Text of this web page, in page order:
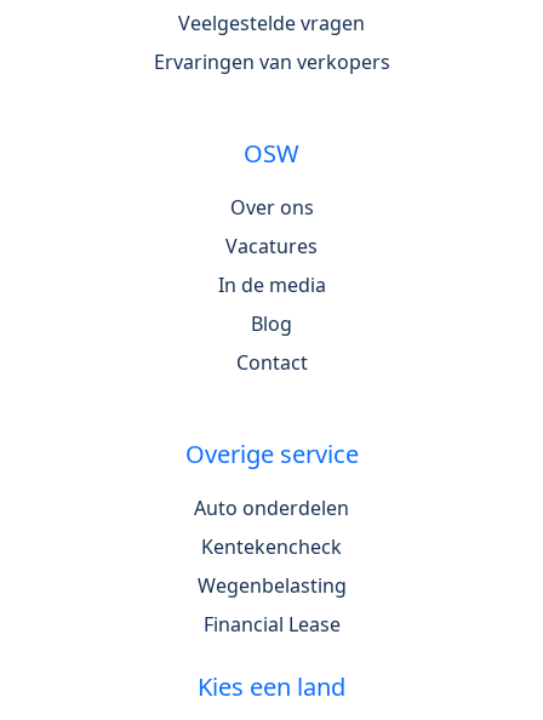
Veelgestelde vragen
Ervaringen van verkopers
OSW
Over ons
Vacatures
In de media
Blog
Contact
Overige service
Auto onderdelen
Kentekencheck
Wegenbelasting
Financial Lease
Kies een land